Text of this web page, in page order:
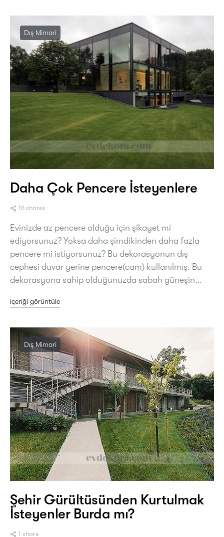
Dış Mimari
Daha Çok Pencere İsteyenlere
18 shares
Evinizde az pencere olduğu için şikayet mi
ediyorsunuz? Yoksa daha şimdikinden daha fazla
pencere mi istiyorsunuz? Bu dekorasyonun dış
cephesi duvar yerine pencere(cam) kullanılmış. Bu
dekorasyona sahip olduğunuzda sabah güneşin…
içeriği görüntüle
Dış Mimari
Şehir Gürültüsünden Kurtulmak
İsteyenler Burda mı?
1 share